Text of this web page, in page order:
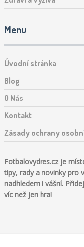
Menu
Úvodní stránka
Blog
O Nás
Kontakt
Zásady ochrany
Fotbalovydres.cz je
tipy, rady a novinky pro
nadhledem i vášní.
víc než jen hra!